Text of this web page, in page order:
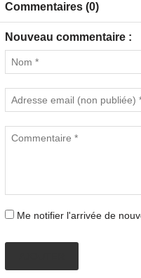
Commentaires (0)
Nouveau commentaire :
Me notifier l'arrivée de